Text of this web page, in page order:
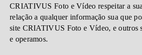
CRIATIVUS Foto e Vídeo respeitar a
relação a qualquer informação sua que
site CRIATIVUS Foto e Vídeo, e outros
e operamos.